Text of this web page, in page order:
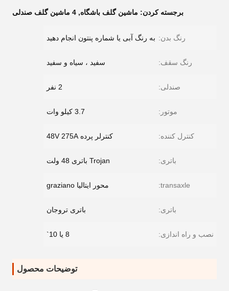
برجسته کردن: ماشین گلف باشگاه, 4 ماشین گلف صندلی
رنگ بدن: به رنگ آبی یا شماره پنتون انجام دهید
رنگ سقف: سفید ، سیاه و سفید
صندلی: 2 نفر
موتور: 3.7 کیلو وات
کنترل کننده: کنترلر پرده 48V 275A
باتری: Trojan باتری 48 ولت
transaxle: محور ایتالیا graziano
باتری: باتری تروجان
نصب و راه اندازی: 8 یا 10`
توضیحات محصول